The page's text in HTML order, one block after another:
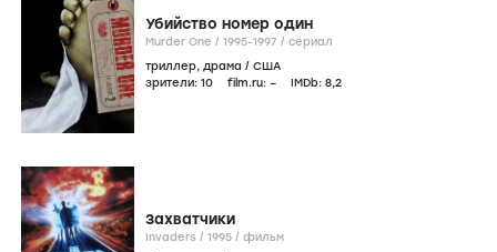
Убийство номер один
Murder One / 1995-1997 / сериал
триллер, драма / США
зрители: 10 film.ru: – IMDb: 8,2
Захватчики
Invaders / 1995 / фильм